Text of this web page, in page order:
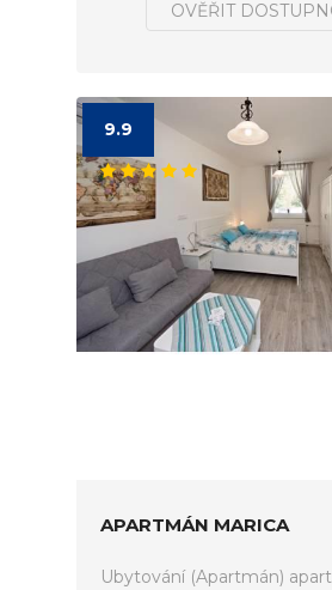
OVĚŘIT
9.9
APARTMÁN MARICA
Ubytování (Apartmán)